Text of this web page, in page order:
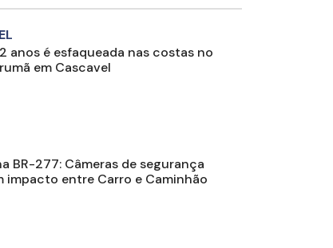
anos é esfaqueada nas costas no
em Cascavel
BR-277: Câmeras de segurança
impacto entre Carro e Caminhão